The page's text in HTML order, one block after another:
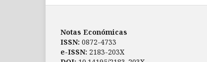
Notas Económicas
ISSN: 0872-4733
e-ISSN: 2183-203X